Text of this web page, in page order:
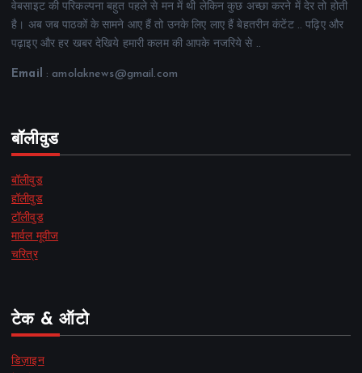
वेबसाइट की परिकल्पना बहुत पहले से मन में थी लेकिन कुछ अच्छा करने में देर तो होती
है। अब जब पाठकों के सामने आए हैं तो उनके लिए लाए हैं बेहतरीन कंटेंट .. पढ़िए और
पढ़ाइए और हर खबर देखिये हमारी कलम की आपके नजरिये से ..
Email : amolaknews@gmail.com
बॉलीवुड
बॉलीवुड
हॉलीवुड
टॉलीवुड
मार्वल मूवीज
चरित्र
टेक & ऑटो
डिज़ाइन